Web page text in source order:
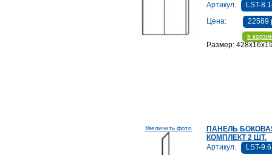
Артикул.
LST-
Цена:
22589
в
Размер:
Увеличить фото
ПАНЕЛЬ
КОМПЛЕКТ 2 ШТ.
Артикул.
LST-9.6